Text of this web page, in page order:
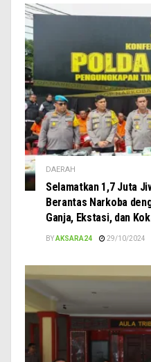
DAERAH
Selamatkan 1,7 Juta
Berantas Narkoba
Ganja, Ekstasi, dan
BYAKSARA24 29/10/2024